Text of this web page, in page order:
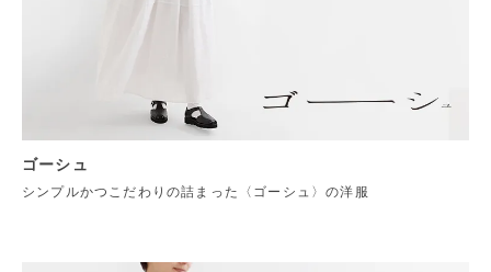
ゴーシュ
シンプルかつこだわりの詰まった〈ゴーシュ〉の洋服